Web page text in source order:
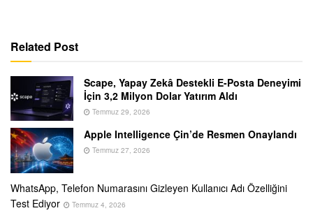
Related Post
Scape, Yapay Zekâ Destekli E-Posta Deneyimi
İçin 3,2 Milyon Dolar Yatırım Aldı
Temmuz 29, 2026
Apple Intelligence Çin’de Resmen Onaylandı
Temmuz 27, 2026
WhatsApp, Telefon Numarasını Gizleyen Kullanıcı Adı Özelliğini
Test Ediyor
Temmuz 4, 2026